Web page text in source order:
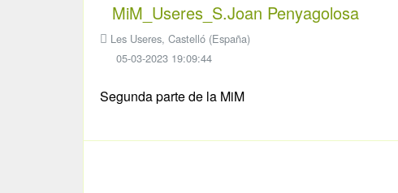
MiM_Useres_S.Joan Penyagolosa
Les Useres, Castelló (España)
05-03-2023 19:09:44
Segunda parte de la MiM